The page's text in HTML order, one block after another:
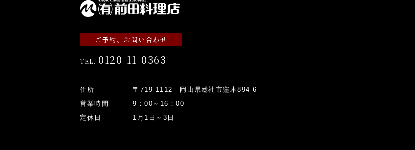
ご予約、お問い合わせ
TEL. 0120-11-0363
住所
〒719-1112 岡山県総社市窪木894-6
営業時間
9：00～16：00
定休日
1月1日～3日